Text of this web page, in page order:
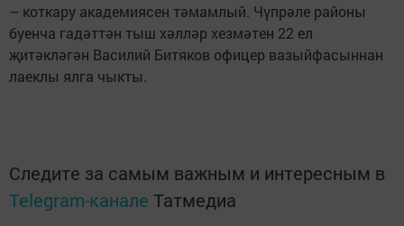
– коткару академиясен тәмамлый. Чүпрәле районы
буенча гадәттән тыш хәлләр хезмәтен 22 ел
җитәкләгән Василий Битяков офицер вазыйфасыннан
лаеклы ялга чыкты.
Следите за самым важным и интересным в
Telegram-канале Татмедиа